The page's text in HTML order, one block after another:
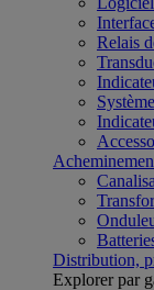
Relais
Distribution,
Explorer par